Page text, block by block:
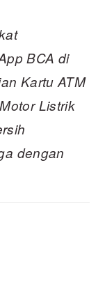
BCA di
Kartu ATM
Listrik
dengan